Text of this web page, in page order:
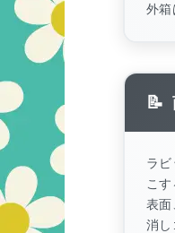
外箱
ラビ
こ
表面
消し